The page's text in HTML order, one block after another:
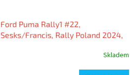
Ford Puma Rally1 #22,
Sesks/Francis, Rally Poland 2024,
Skladem